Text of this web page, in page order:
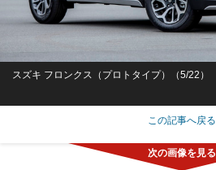
スズキ フロンクス（プロトタイプ）（5/22）
この記事へ戻る